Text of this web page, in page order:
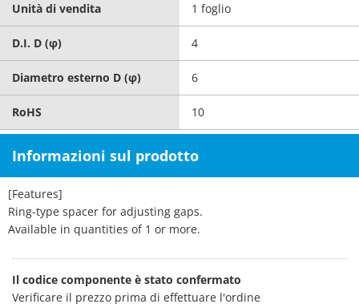
Unità di vendita 1 foglio
D.I. D (φ) 4
Diametro esterno D (φ) 6
RoHS 10
Informazioni sul prodotto
[Features]
Ring-type spacer for adjusting gaps.
Available in quantities of 1 or more.
Il codice componente è stato confermato
Verificare il prezzo prima di effettuare l'ordine